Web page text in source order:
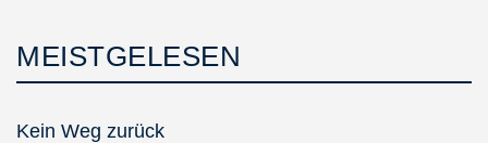
MEISTGELESEN
Kein Weg zurück